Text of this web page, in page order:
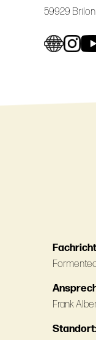
59929 Brilon
Frank